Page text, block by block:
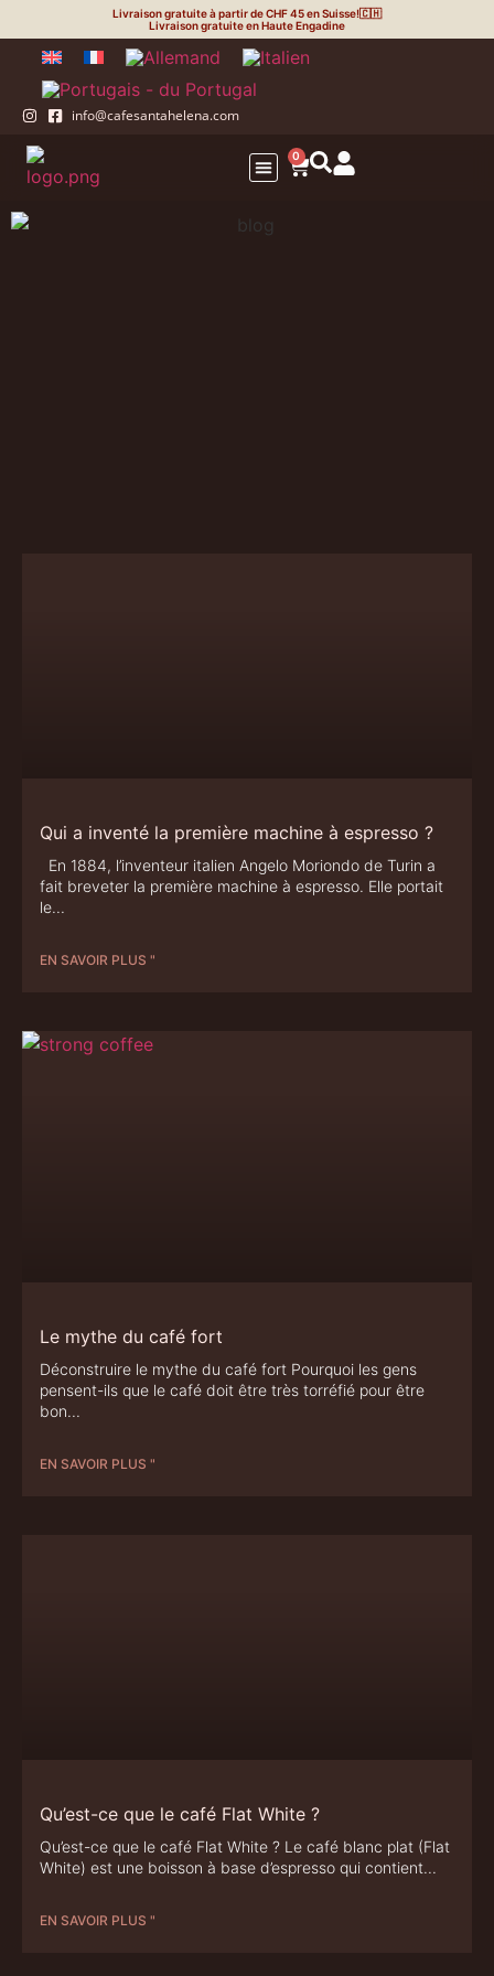
Livraison gratuite à partir de CHF 45 en Suisse!🇨🇭
Livraison gratuite en Haute Engadine
info@cafesantahelena.com
0
Qui a inventé la première machine à espresso ?
En 1884, l’inventeur italien Angelo Moriondo de Turin a
fait breveter la première machine à espresso. Elle portait
le
EN SAVOIR PLUS "
Le mythe du café fort
Déconstruire le mythe du café fort Pourquoi les gens
pensent-ils que le café doit être très torréfié pour être
bon
EN SAVOIR PLUS "
Qu’est-ce que le café Flat White ?
Qu’est-ce que le café Flat White ? Le café blanc plat (Flat
White) est une boisson à base d’espresso qui contient
EN SAVOIR PLUS "